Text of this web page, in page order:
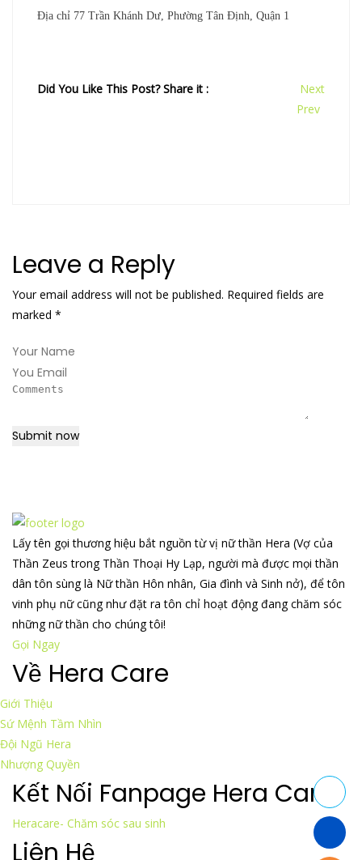
Địa chỉ 77 Trần Khánh Dư, Phường Tân Định, Quận 1
Did You Like This Post? Share it :
Next
Prev
Leave a Reply
Your email address will not be published. Required fields are
marked *
Submit now
Lấy tên gọi thương hiệu bắt nguồn từ vị nữ thần Hera (Vợ của
Thần Zeus trong Thần Thoại Hy Lạp, người mà được mọi thần
dân tôn sùng là Nữ thần Hôn nhân, Gia đình và Sinh nở), để tôn
vinh phụ nữ cũng như đặt ra tôn chỉ hoạt động đang chăm sóc
những nữ thần cho chúng tôi!
Gọi Ngay
Về Hera Care
Giới Thiệu
Sứ Mệnh Tầm Nhìn
Đội Ngũ Hera
Nhượng Quyền
Kết Nối Fanpage Hera Care
Heracare- Chăm sóc sau sinh
Liên Hệ